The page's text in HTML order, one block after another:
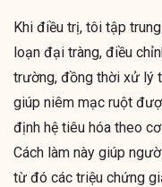
Khi điều trị, tôi tập
loạn đại tràng, điều
trường, đồng thời xử lý
giúp niêm mạc ruột
định hệ tiêu hóa theo
Cách làm này giúp
từ đó các triệu chứng